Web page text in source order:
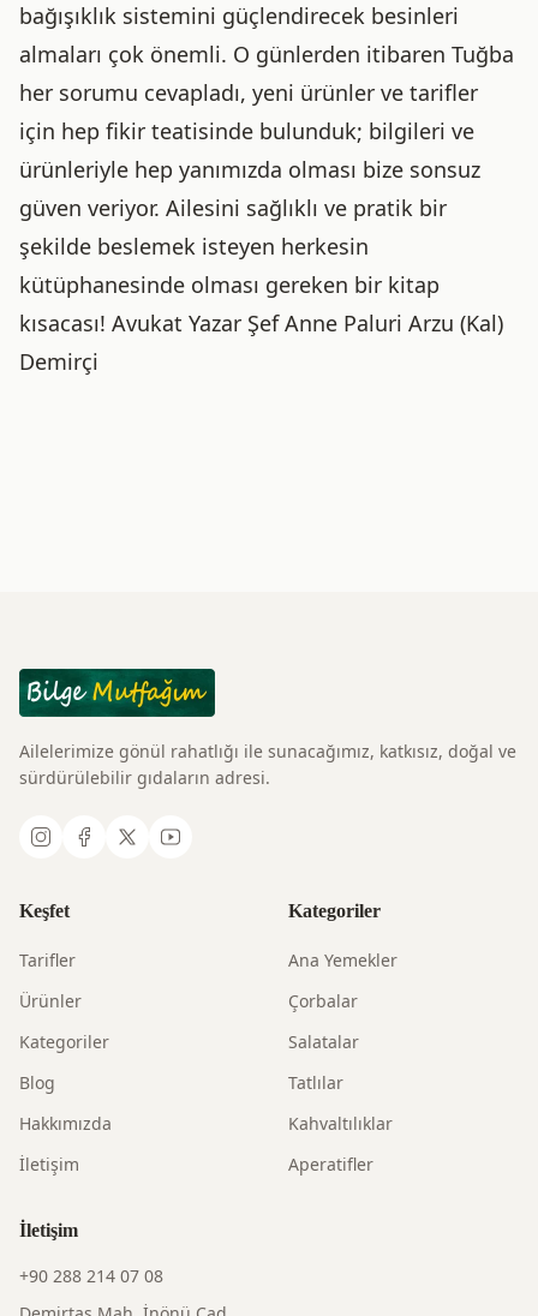
bağışıklık sistemini güçlendirecek besinleri
almaları çok önemli. O günlerden itibaren Tuğba
her sorumu cevapladı, yeni ürünler ve tarifler
için hep fikir teatisinde bulunduk; bilgileri ve
ürünleriyle hep yanımızda olması bize sonsuz
güven veriyor. Ailesini sağlıklı ve pratik bir
şekilde beslemek isteyen herkesin
kütüphanesinde olması gereken bir kitap
kısacası! Avukat Yazar Şef Anne Paluri Arzu (Kal)
Demirçi
Ailelerimize gönül rahatlığı ile sunacağımız, katkısız, doğal ve
sürdürülebilir gıdaların adresi.
Keşfet
Tarifler
Ürünler
Kategoriler
Blog
Hakkımızda
İletişim
Kategoriler
Ana Yemekler
Çorbalar
Salatalar
Tatlılar
Kahvaltılıklar
Aperatifler
İletişim
+90 288 214 07 08